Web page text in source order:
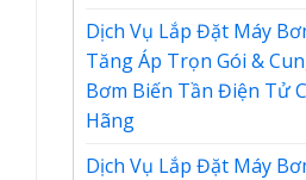
Dịch Vụ Lắp Đặt Máy
Tăng Áp Trọn Gói &
Bơm Biến Tần Điện Tử
Hãng
Dịch Vụ Lắp Đặt Máy